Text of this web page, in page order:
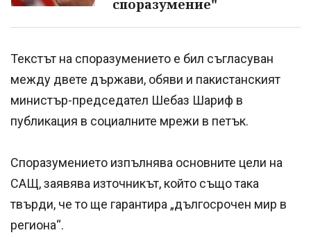
споразумение"
Текстът на споразумението е бил съгласуван
между двете държави, обяви и пакистанският
министър-председател Шебаз Шариф в
публикация в социалните мрежи в петък.
Споразумението изпълнява основните цели на
САЩ, заявява източникът, който също така
твърди, че то ще гарантира „дългосрочен мир в
региона“.